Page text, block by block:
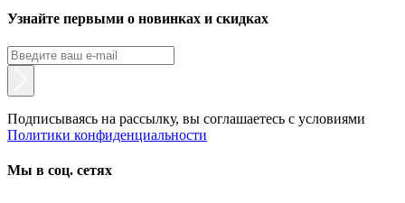
Узнайте первыми о новинках и скидках
Подписываясь на рассылку, вы соглашаетесь с условиями
Политики конфиденциальности
Мы в соц. сетях